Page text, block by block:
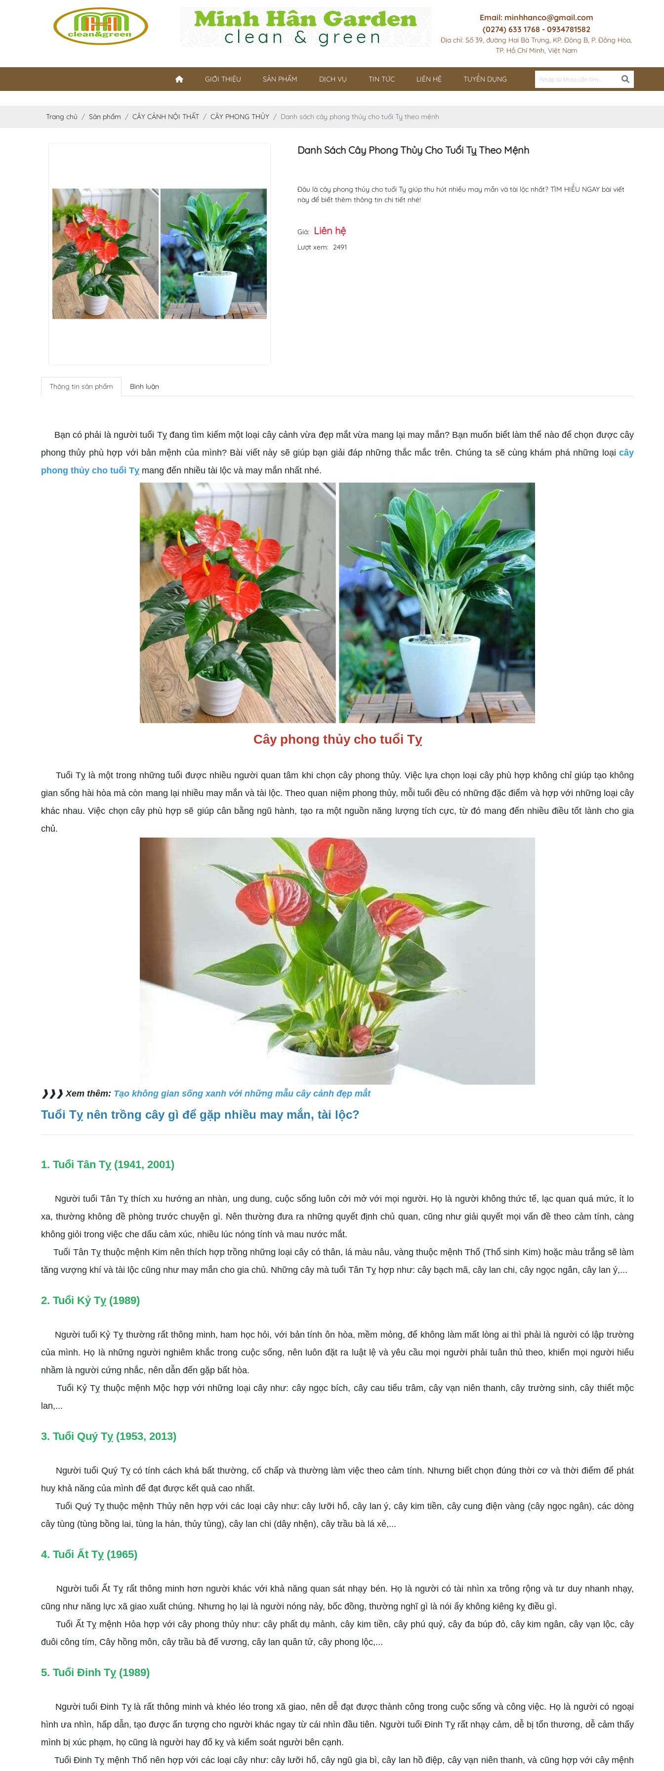
Email: minhhanco@gmail.com
(0274) 633 1768 - 0934781582
Địa chỉ: Số 39, đường Hai Bà Trưng, KP. Đông B, P. Đông Hòa,
TP. Hồ Chí Minh, Việt Nam
GIỚI THIỆU SẢN PHẨM DỊCH VỤ TIN TỨC LIÊN HỆ TUYỂN DỤNG
Trang chủ Sản phẩm CÂY CẢNH NỘI THẤT CÂY PHONG THỦY Danh sách cây phong thủy cho tuổi Tỵ theo mệnh
Danh Sách Cây Phong Thủy Cho Tuổi Tỵ Theo Mệnh
Đâu là cây phong thủy cho tuổi Tỵ giúp thu hút nhiều may mắn và tài lộc nhất? TÌM HIỂU NGAY bài viết
này để biết thêm thông tin chi tiết nhé!
Giá: Liên hệ
Lượt xem: 2491
Thông tin sản phẩm Bình luận
Bạn có phải là người tuổi Tỵ đang tìm kiếm một loại cây cảnh vừa đẹp mắt vừa mang lại may mắn? Bạn muốn biết làm thế nào để chọn được cây
phong thủy phù hợp với bản mệnh của mình? Bài viết này sẽ giúp bạn giải đáp những thắc mắc trên. Chúng ta sẽ cùng khám phá những loại cây
phong thủy cho tuổi Tỵ mang đến nhiều tài lộc và may mắn nhất nhé.
Cây phong thủy cho tuổi Tỵ
Tuổi Tỵ là một trong những tuổi được nhiều người quan tâm khi chọn cây phong thủy. Việc lựa chọn loại cây phù hợp không chỉ giúp tạo không
gian sống hài hòa mà còn mang lại nhiều may mắn và tài lộc. Theo quan niệm phong thủy, mỗi tuổi đều có những đặc điểm và hợp với những loại cây
khác nhau. Việc chọn cây phù hợp sẽ giúp cân bằng ngũ hành, tạo ra một nguồn năng lượng tích cực, từ đó mang đến nhiều điều tốt lành cho gia
chủ.
❱❱❱ Xem thêm: Tạo không gian sống xanh với những mẫu cây cảnh đẹp mắt
Tuổi Tỵ nên trồng cây gì để gặp nhiều may mắn, tài lộc?
1. Tuổi Tân Tỵ (1941, 2001)
Người tuổi Tân Tỵ thích xu hướng an nhàn, ung dung, cuộc sống luôn cởi mở với mọi người. Họ là người không thức tế, lạc quan quá mức, ít lo
xa, thường không đề phòng trước chuyện gì. Nên thường đưa ra những quyết định chủ quan, cũng như giải quyết mọi vấn đề theo cảm tính, càng
không giỏi trong việc che dấu cảm xúc, nhiều lúc nóng tính và mau nước mắt.
Tuổi Tân Tỵ thuộc mệnh Kim nên thích hợp trồng những loại cây có thân, lá màu nâu, vàng thuộc mệnh Thổ (Thổ sinh Kim) hoặc màu trắng sẽ làm
tăng vượng khí và tài lộc cũng như may mắn cho gia chủ. Những cây mà tuổi Tân Tỵ hợp như: cây bạch mã, cây lan chi, cây ngọc ngân, cây lan ý,...
2. Tuổi Kỷ Tỵ (1989)
Người tuổi Kỷ Tỵ thường rất thông minh, ham học hỏi, với bản tính ôn hòa, mềm mỏng, để không làm mất lòng ai thì phải là người có lập trường
của mình. Họ là những người nghiêm khắc trong cuộc sống, nên luôn đặt ra luật lệ và yêu cầu mọi người phải tuân thủ theo, khiến mọi người hiểu
nhầm là người cứng nhắc, nên dẫn đến gặp bất hòa.
Tuổi Kỷ Tỵ thuộc mệnh Mộc hợp với những loại cây như: cây ngọc bích, cây cau tiểu trâm, cây vạn niên thanh, cây trường sinh, cây thiết mộc
lan,...
3. Tuổi Quý Tỵ (1953, 2013)
Người tuổi Quý Tỵ có tính cách khá bất thường, cố chấp và thường làm việc theo cảm tính. Nhưng biết chọn đúng thời cơ và thời điểm để phát
huy khả năng của mình để đạt được kết quả cao nhất.
Tuổi Quý Tỵ thuộc mệnh Thủy nên hợp với các loại cây như: cây lưỡi hổ, cây lan ý, cây kim tiền, cây cung điện vàng (cây ngọc ngân), các dòng
cây tùng (tùng bồng lai, tùng la hán, thủy tùng), cây lan chi (dây nhện), cây trầu bà lá xẻ,...
4. Tuổi Ất Tỵ (1965)
Người tuổi Ất Tỵ rất thông minh hơn người khác với khả năng quan sát nhạy bén. Họ là người có tài nhìn xa trông rộng và tư duy nhanh nhạy,
cũng như năng lực xã giao xuất chúng. Nhưng họ lại là người nóng nảy, bốc đồng, thường nghĩ gì là nói ấy không kiêng kỵ điều gì.
Tuổi Ất Tỵ mệnh Hỏa hợp với cây phong thủy như: cây phất dụ mảnh, cây kim tiền, cây phú quý, cây đa búp đỏ, cây kim ngân, cây vạn lộc, cây
đuôi công tím, Cây hồng môn, cây trầu bà đế vương, cây lan quân tử, cây phong lộc,...
5. Tuổi Đinh Tỵ (1989)
Người tuổi Đinh Tỵ là rất thông minh và khéo léo trong xã giao, nên dễ đạt được thành công trong cuộc sống và công việc. Họ là người có ngoại
hình ưa nhìn, hấp dẫn, tạo được ấn tượng cho người khác ngay từ cái nhìn đầu tiên. Người tuổi Đinh Tỵ rất nhạy cảm, dễ bị tổn thương, dễ cảm thấy
mình bị xúc phạm, họ cũng là người hay đố kỵ và kiểm soát người bên cạnh.
Tuổi Đinh Tỵ mệnh Thổ nên hợp với các loại cây như: cây lưỡi hổ, cây ngũ gia bì, cây lan hồ điệp, cây vạn niên thanh, và cũng hợp với cây mệnh